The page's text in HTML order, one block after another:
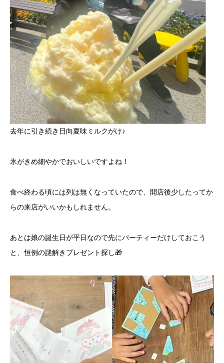
去年に引き続き日向夏味ミルクがけ♪
氷がきめ細やかでおいしいですよね！
食べ終わる頃には列は無くなっていたので、開店後少したってか
らの来店がいいかもしれません。
あとは娘の誕生日が平日なので先にパーティーだけしておこう
と、恒例の謎解きプレゼント探し🎁